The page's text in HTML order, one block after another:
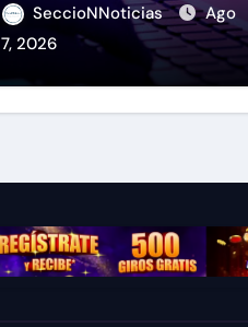
SeccioNNoticias
Ago
7, 2026